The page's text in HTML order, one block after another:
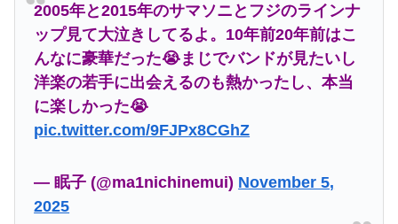
2005年と2015年のサマソニとフジのラインナ
ップ見て大泣きしてるよ。10年前20年前はこ
んなに豪華だった😭まじでバンドが見たいし
洋楽の若手に出会えるのも熱かったし、本当
に楽しかった😭
pic.twitter.com/9FJPx8CGhZ
— 眠子 (@ma1nichinemui) November 5,
2025